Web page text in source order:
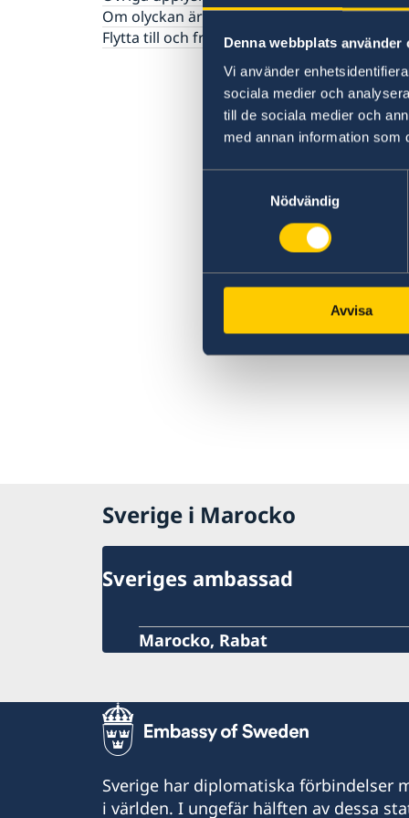
Denna webbplats använder
Vi använder
sociala medier och
till de sociala medier och
med annan information som
Nödvändig
Avvisa
Om olyckan är framme i Marocko
Flytta till och från Marocko
Sverige i Marocko
Sveriges ambassad
Marocko, Rabat
Sverige har diplomatiska förbindelser
i världen. I ungefär hälften av dessa